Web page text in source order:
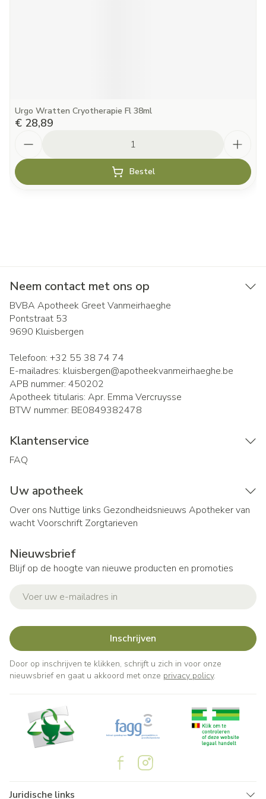
Urgo Wratten Cryotherapie Fl 38ml
€ 28,89
Bestel
Neem contact met ons op
BVBA Apotheek Greet Vanmeirhaeghe
Pontstraat 53
9690 Kluisbergen
Telefoon: +32 55 38 74 74
E-mailadres: kluisbergen@apotheekvanmeirhaeghe.be
APB nummer: 450202
Apotheek titularis: Apr. Emma Vercruysse
BTW nummer: BE0849382478
Klantenservice
FAQ
Uw apotheek
Over ons Nuttige links Gezondheidsnieuws Apotheker van
wachtVoorschrift Zorgtarieven
Nieuwsbrief
Blijf op de hoogte van nieuwe producten en promoties
Inschrijven
Door op inschrijven te klikken, schrijft u zich in voor onze
nieuwsbrief en gaat u akkoord met onze privacy policy.
Juridische links